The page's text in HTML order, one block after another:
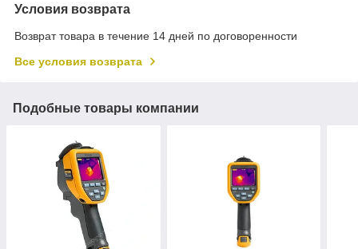
Условия возврата
Возврат товара в течение 14 дней по договоренности
Все условия возврата
Подобные товары компании